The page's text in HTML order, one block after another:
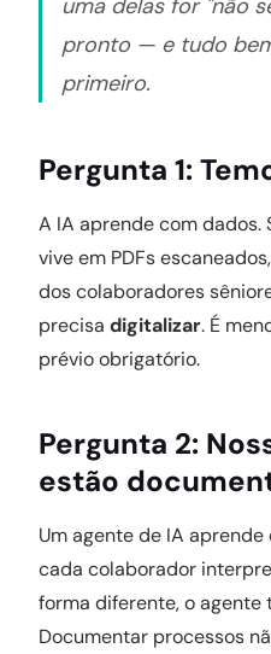
uma delas for "não
pronto — e tudo
primeiro.
Pergunta 1:
A IA aprende com
vive em PDFs
dos colaboradores
precisa digitalizar. É
prévio obrigatório.
Pergunta 2:
estão
Um agente de IA
cada colaborador
forma diferente, o agente
Documentar processos